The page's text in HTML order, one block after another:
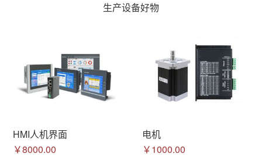
生产设备好物
HMI人机界面
￥8000.00
电机
￥1000.00